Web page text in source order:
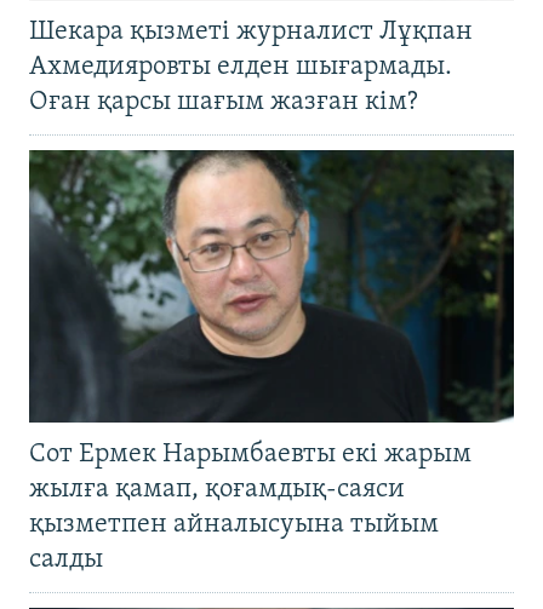
Шекара қызметі журналист Лұқпан
Ахмедияровты елден шығармады.
Оған қарсы шағым жазған кім?
Сот Ермек Нарымбаевты екі жарым
жылға қамап, қоғамдық-саяси
қызметпен айналысуына тыйым
салды